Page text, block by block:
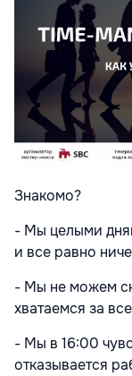
Знакомо?
- Мы целыми
и все равно
- Мы не можем
хватаемся за
- Мы в 16:00
отказывается